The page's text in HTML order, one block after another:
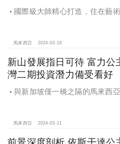
國際級大師精心打造，住在藝
坡精華地段地標豪宅開箱
馬來西亞 2024-03-19
新山發展指日可待 富力公
灣二期投資潛力備受看好
與新加坡僅一橋之隔的馬來西
馬來西亞 2024-03-11